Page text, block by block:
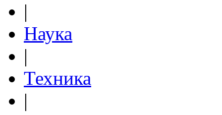
|
Наука
|
Техника
|